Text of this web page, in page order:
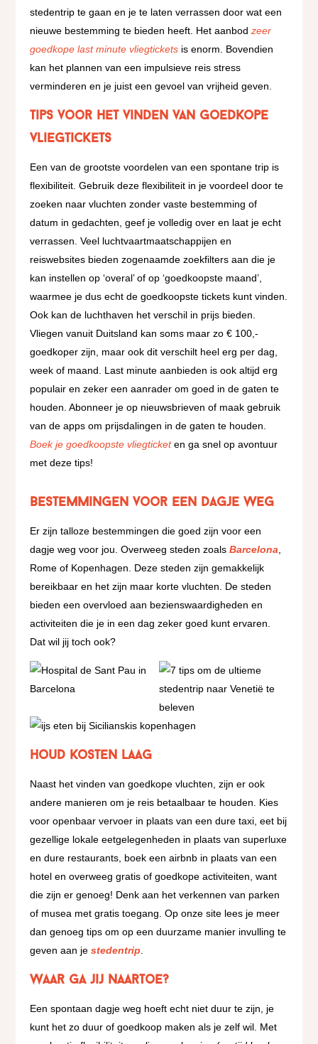
stedentrip te gaan en je te laten verrassen door wat een
nieuwe bestemming te bieden heeft. Het aanbodzeer
goedkope last minute vliegtickets is enorm. Bovendien
kan het plannen van een impulsieve reis stress
verminderen en je juist een gevoel van vrijheid geven.
Tips voor het vinden van goedkope
vliegtickets
Een van de grootste voordelen van een spontane trip is
flexibiliteit. Gebruik deze flexibiliteit in je voordeel door te
zoeken naar vluchten zonder vaste bestemming of
datum in gedachten, geef je volledig over en laat je echt
verrassen. Veel luchtvaartmaatschappijen en
reiswebsites bieden zogenaamde zoekfilters aan die je
kan instellen op ‘overal’ of op ‘goedkoopste maand’,
waarmee je dus echt de goedkoopste tickets kunt vinden.
Ook kan de luchthaven het verschil in prijs bieden.
Vliegen vanuit Duitsland kan soms maar zo € 100,-
goedkoper zijn, maar ook dit verschilt heel erg per dag,
week of maand. Last minute aanbieden is ook altijd erg
populair en zeker een aanrader om goed in de gaten te
houden. Abonneer je op nieuwsbrieven of maak gebruik
van de apps om prijsdalingen in de gaten te houden.
Boek je goedkoopste vliegticketen ga snel op avontuur
met deze tips!
Bestemmingen voor een dagje weg
Er zijn talloze bestemmingen die goed zijn voor een
dagje weg voor jou. Overweeg steden zoalsBarcelona
Rome of Kopenhagen. Deze steden zijn gemakkelijk
bereikbaar en het zijn maar korte vluchten. De steden
bieden een overvloed aan bezienswaardigheden en
activiteiten die je in een dag zeker goed kunt ervaren.
Dat wil jij toch ook?
Houd kosten laag
Naast het vinden van goedkope vluchten, zijn er ook
andere manieren om je reis betaalbaar te houden. Kies
voor openbaar vervoer in plaats van een dure taxi, eet bij
gezellige lokale eetgelegenheden in plaats van superluxe
en dure restaurants, boek een airbnb in plaats van een
hotel en overweeg gratis of goedkope activiteiten, want
die zijn er genoeg! Denk aan het verkennen van parken
of musea met gratis toegang. Op onze site lees je meer
dan genoeg tips om op een duurzame manier invulling te
geven aan jestedentrip
Waar ga jij naartoe?
Een spontaan dagje weg hoeft echt niet duur te zijn, je
kunt het zo duur of goedkoop maken als je zelf wil. Met